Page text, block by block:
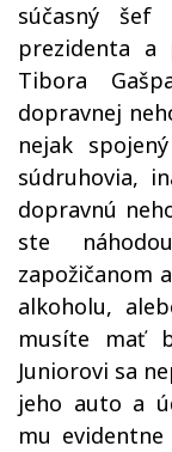
súčasný šef
prezidenta a
Tibora
dopravnej
nejak
súdruhovia,
dopravnú
ste
zapožičanom
alkoholu,
musíte mať
Juniorovi sa
jeho auto a
mu